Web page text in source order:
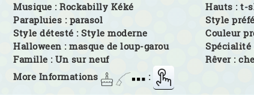
Musique :Rockabilly Kéké Hauts :t-
Parapluies : parasol Style
Style détesté :Style moderne Couleur
Halloween :masque de loup-garou Spécialité
Famille :Un sur neuf Rêver :
More Informations
: